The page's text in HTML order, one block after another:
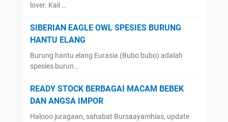
lover. Kali …
SIBERIAN EAGLE OWL SPESIES BURUNG
HANTU ELANG
Burung hantu elang Eurasia (Bubo bubo) adalah
spesies burun…
READY STOCK BERBAGAI MACAM BEBEK
DAN ANGSA IMPOR
Halooo juragaan, sahabat Bursaayamhias, update